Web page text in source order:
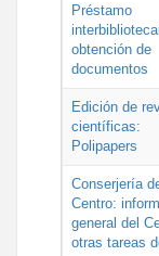
Préstamo
obtención de
documentos
Edición de
científicas:
Polipapers
Conserjería
Centro:
general del
otras tareas